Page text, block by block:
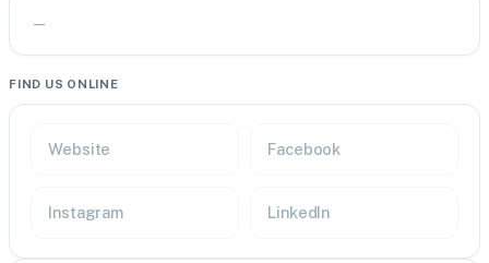
—
FIND US ONLINE
Website Facebook
Instagram LinkedIn